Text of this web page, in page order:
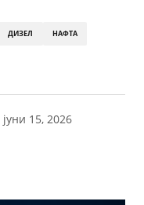
ДИЗЕЛ НАФТА
јуни 15, 2026